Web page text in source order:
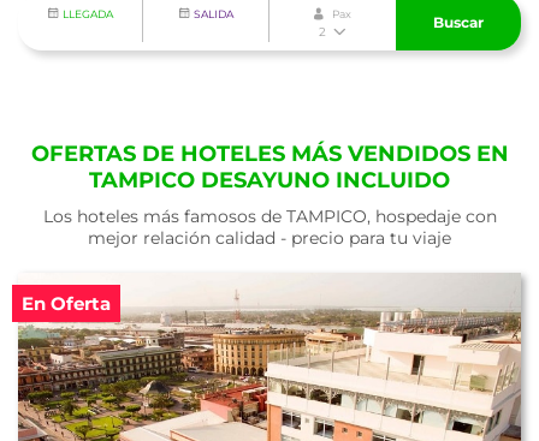
LLEGADA SALIDA Pax
2
Buscar
OFERTAS DE HOTELES MÁS VENDIDOS EN
TAMPICO DESAYUNO INCLUIDO
Los hoteles más famosos de TAMPICO, hospedaje con
mejor relación calidad - precio para tu viaje
En Oferta